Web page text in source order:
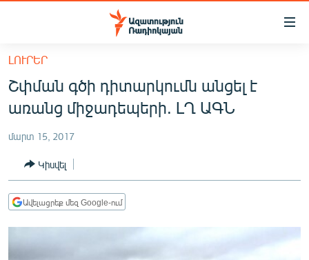
Մատչելիության
հիմնական
բովանդակությանը
հիմնական
մենյուին
ՀԱՅԱՍՏԱՆ
ՔԱՂԱՔԱԿԱՆ
ԸՆՏՐՈՒԹՅՈՒՆՆԵՐ 2026
ԻՐԱՎՈՒՆՔ
ՀԱՍԱՐԱԿՈՒԹՅՈՒՆ
ՂԱՐԱԲԱՂ
ԼՈՒՐԵՐ
Շփման գծի դիտարկումն անցել է
առանց միջադեպերի. ԼՂ ԱԳՆ
մարտ 15, 2017
Կիսվել
Ավելացրեք մեզ Google-ում